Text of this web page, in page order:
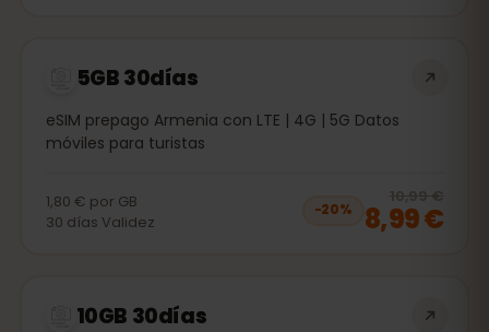
5GB 30días
eSIM prepago Armenia con LTE | 4G | 5G Datos
móviles para turistas
1,80 € por GB
30 días Validez
−20%
10,99 €
8,99 €
10GB 30días